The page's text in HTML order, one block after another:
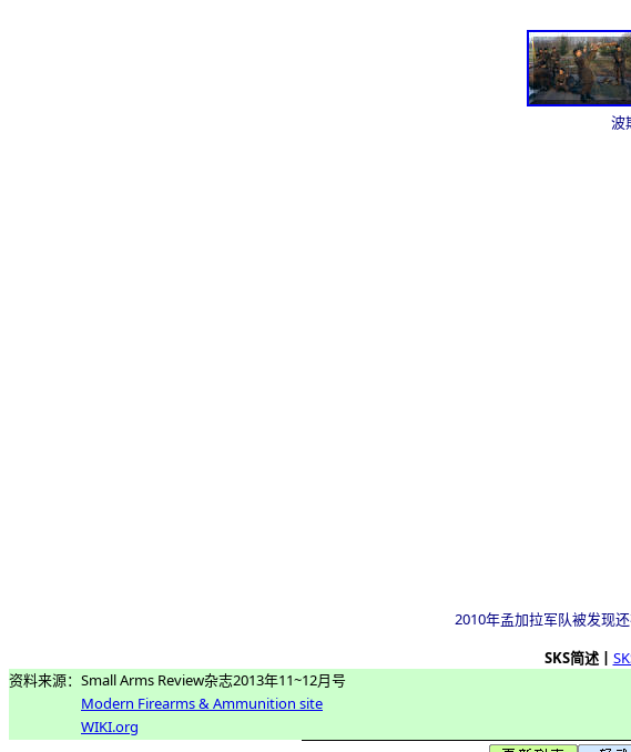
波
2010年孟加拉军队被发现
SKS简述┃
资料来源：Small Arms Review杂志2013年11~12月号
Modern Firearms & Ammunition site
WIKI.org